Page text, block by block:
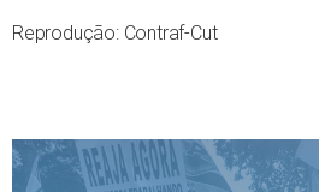
Reprodução: Contraf-Cut